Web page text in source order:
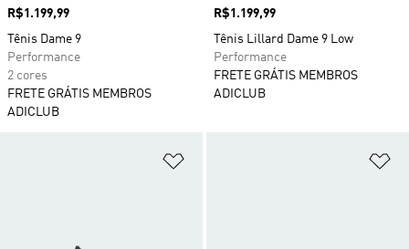
Preço
R$1.199,99
Tênis Dame 9
Performance
2 cores
FRETE GRÁTIS MEMBROS
ADICLUB
Preço
R$1.199,99
Tênis Lillard Dame 9 Low
Performance
FRETE GRÁTIS MEMBROS
ADICLUB